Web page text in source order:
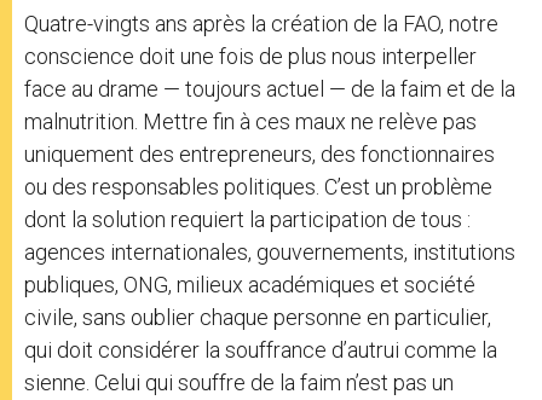
Quatre-vingts ans après la création de la FAO, notre
conscience doit une fois de plus nous interpeller
face au drame — toujours actuel — de la faim et de la
malnutrition. Mettre fin à ces maux ne relève pas
uniquement des entrepreneurs, des fonctionnaires
ou des responsables politiques. C’est un problème
dont la solution requiert la participation de tous :
agences internationales, gouvernements, institutions
publiques, ONG, milieux académiques et société
civile, sans oublier chaque personne en particulier,
qui doit considérer la souffrance d’autrui comme la
sienne. Celui qui souffre de la faim n’est pas un